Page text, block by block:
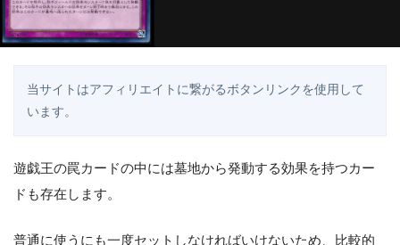
当サイトはアフィリエイトに繋がるボタンリンクを使用して
います。
遊戯王の罠カードの中には墓地から発動する効果を持つカー
ドも存在します。
普通に使うにも一度セットしなければいけないため、比較的